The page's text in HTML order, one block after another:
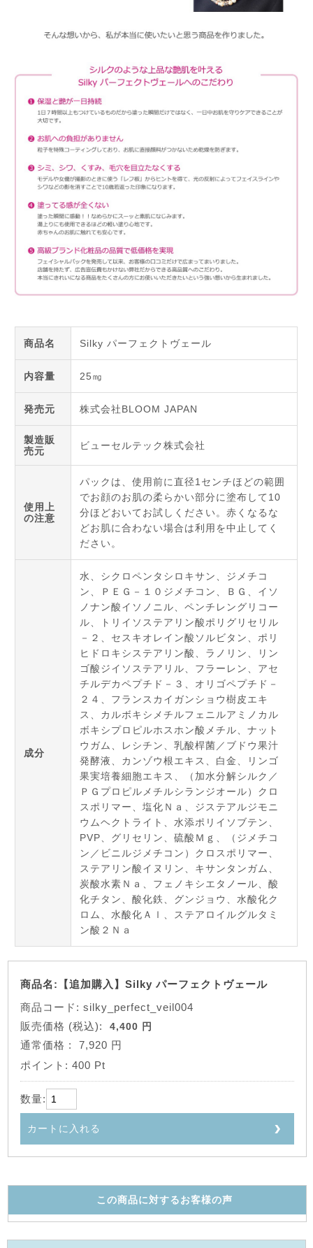
商品名 Silky パーフェクトヴェール
内容量 25㎎
発売元 株式会社BLOOM JAPAN
製造販
売元
ビューセルテック株式会社
使用上
の注意
パックは、使用前に直径1センチほどの範囲
でお顔のお肌の柔らかい部分に塗布して10
分ほどおいてお試しください。赤くなるな
どお肌に合わない場合は利用を中止してく
ださい。
成分
水、シクロペンタシロキサン、ジメチコ
ン、ＰＥＧ－１０ジメチコン、ＢＧ、イソ
ノナン酸イソノニル、ペンチレングリコー
ル、トリイソステアリン酸ポリグリセリル
－２、セスキオレイン酸ソルビタン、ポリ
ヒドロキシステアリン酸、ラノリン、リン
ゴ酸ジイソステアリル、フラーレン、アセ
チルデカペプチド－３、オリゴペプチド－
２４、フランスカイガンショウ樹皮エキ
ス、カルボキシメチルフェニルアミノカル
ボキシプロピルホスホン酸メチル、ナット
ウガム、レシチン、乳酸桿菌／ブドウ果汁
発酵液、カンゾウ根エキス、白金、リンゴ
果実培養細胞エキス、（加水分解シルク／
ＰＧプロピルメチルシランジオール）クロ
スポリマー、塩化Ｎａ、ジステアルジモニ
ウムヘクトライト、水添ポリイソブテン、
PVP、グリセリン、硫酸Ｍｇ、（ジメチコ
ン／ビニルジメチコン）クロスポリマー、
ステアリン酸イヌリン、キサンタンガム、
炭酸水素Ｎａ、フェノキシエタノール、酸
化チタン、酸化鉄、グンジョウ、水酸化ク
ロム、水酸化Ａｌ、ステアロイルグルタミ
ン酸２Ｎａ
商品名:【追加購入】Silky パーフェクトヴェール
商品コード: silky_perfect_veil004
販売価格 (税込): 4,400 円
通常価格 :
7,920 円
ポイント:400 Pt
数量:
カートに入れる
この商品に対するお客様の声